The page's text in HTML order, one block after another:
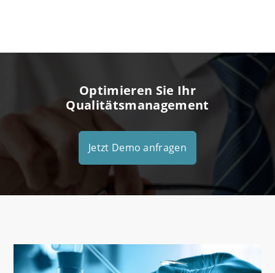
Optimieren Sie Ihr
Qualitätsmanagement
Jetzt Demo anfragen